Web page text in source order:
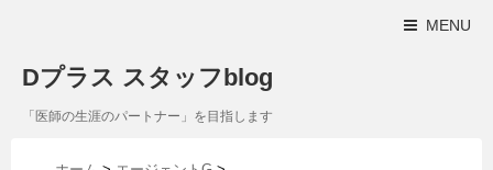
MENU
Dプラス スタッフblog
「医師の生涯のパートナー」を目指します